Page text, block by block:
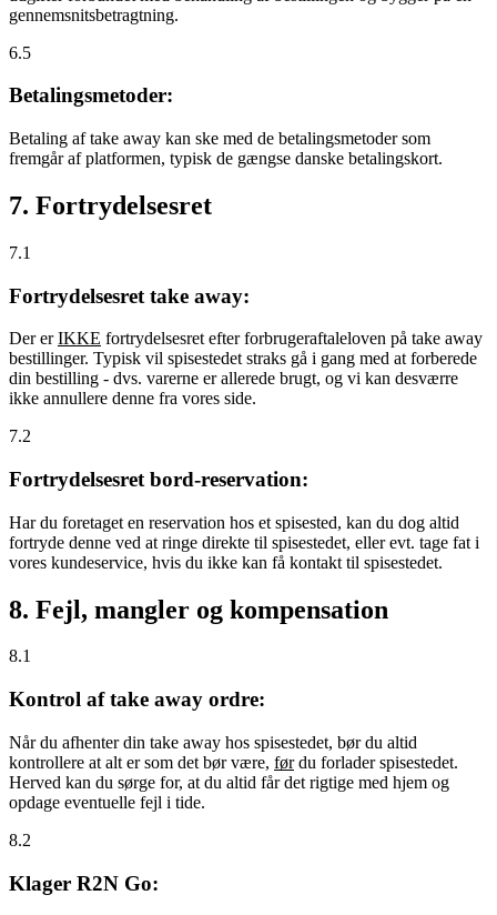
gennemsnitsbetragtning.
6.5
Betalingsmetoder:
Betaling af take away kan ske med de betalingsmetoder som
fremgår af platformen, typisk de gængse danske betalingskort.
7. Fortrydelsesret
7.1
Fortrydelsesret take away:
Der erIKKE fortrydelsesret efter forbrugeraftaleloven på take away
bestillinger. Typisk vil spisestedet straks gå i gang med at forberede
din bestilling - dvs. varerne er allerede brugt, og vi kan desværre
ikke annullere denne fra vores side.
7.2
Fortrydelsesret bord-reservation:
Har du foretaget en reservation hos et spisested, kan du dog altid
fortryde denne ved at ringe direkte til spisestedet, eller evt. tage fat i
vores kundeservice, hvis du ikke kan få kontakt til spisestedet.
8. Fejl, mangler og kompensation
8.1
Kontrol af take away ordre:
Når du afhenter din take away hos spisestedet, bør du altid
kontrollere at alt er som det bør være, førdu forlader spisestedet.
Herved kan du sørge for, at du altid får det rigtige med hjem og
opdage eventuelle fejl i tide.
8.2
Klager R2N Go: